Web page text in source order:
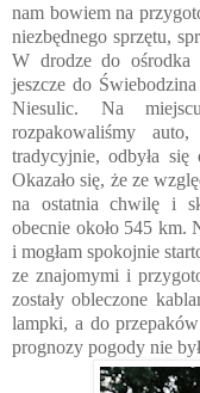
nam bowiem na
niezbędnego sprzętu,
W drodze do ośrodka
jeszcze do
Niesulic. Na
rozpakowaliśmy
tradycyjnie, odbyła się
Okazało się, że ze
na ostatnia chwilę i
obecnie około 545 km.
i mogłam spokojnie
ze znajomymi i
zostały obleczone
lampki, a do
prognozy pogody nie